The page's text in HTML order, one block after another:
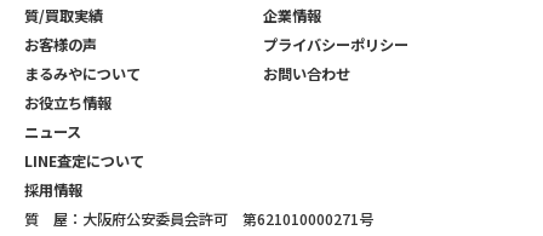
質/買取実績
お客様の声
まるみやについて
お役立ち情報
ニュース
LINE査定について
採用情報
企業情報
プライバシーポリシー
お問い合わせ
質 屋：大阪府公安委員会許可 第621010000271号